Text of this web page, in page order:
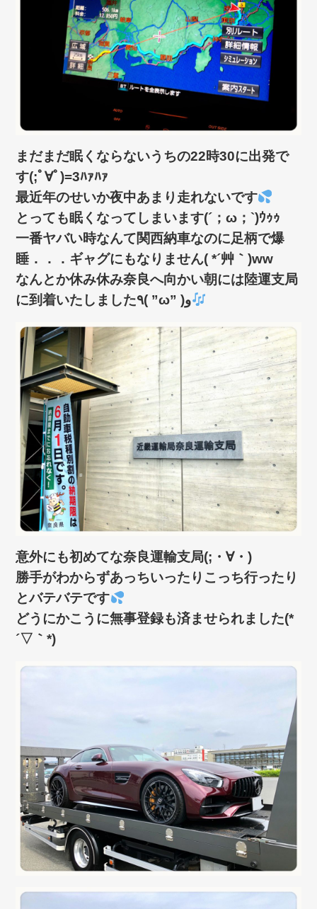
まだまだ眠くならないうちの22時30に出発で
す(;ﾟ∀ﾟ)=3ﾊｧﾊｧ
最近年のせいか夜中あまり走れないです
とっても眠くなってしまいます(´；ω；`)ｳｩｩ
一番ヤバい時なんて関西納車なのに足柄で爆
睡．．．ギャグにもなりません( *´艸｀)ww
なんとか休み休み奈良へ向かい朝には陸運支局
に到着いたしました٩( ”ω” )و
意外にも初めてな奈良運輸支局(;・∀・)
勝手がわからずあっちいったりこっち行ったり
とバテバテです
どうにかこうに無事登録も済ませられました(*
´▽｀*)